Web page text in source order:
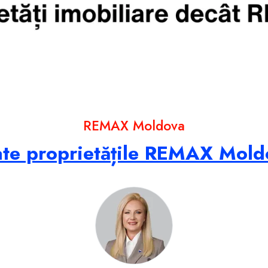
REMAX Moldova
proprietățile REMAX